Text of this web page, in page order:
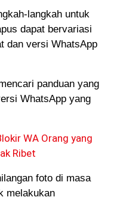
langkah untuk
dapat bervariasi
dan versi WhatsApp
panduan yang
WhatsApp yang
WA Orang yang
Ribet
foto di masa
melakukan